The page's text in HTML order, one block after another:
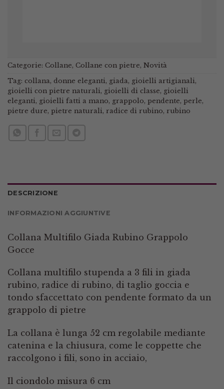
Categorie: Collane, Collane con pietre, Novità
Tag: collana , donne eleganti , giada , gioielli artigianali ,
gioielli con pietre naturali , gioielli di classe, gioielli
eleganti , gioielli fatti a mano, grappolo, pendente, perle,
pietre dure, pietre naturali , radice di rubino, rubino
DESCRIZIONE
INFORMAZIONI AGGIUNTIVE
Collana Multifilo Giada Rubino Grappolo
Gocce
Collana multifilo stupenda a 3 fili in giada
rubino, radice di rubino, di taglio goccia e
tondo sfaccettato con pendente formato da un
grappolo di pietre
La collana è lunga 52 cm regolabile mediante
catenina e la chiusura, come le coppette che
raccolgono i fili, sono in acciaio,
Il ciondolo misura 6 cm